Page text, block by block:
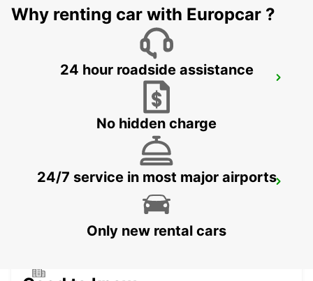
AKUREYRI HARBOUR
Why renting car with Europcar ?
24 hour roadside assistance
No hidden charge
24/7 service in most major airports
Only new rental cars